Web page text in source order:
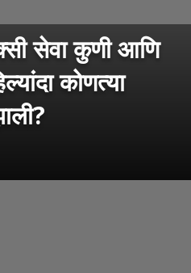
सेवा कुणी आणि
कोणत्या